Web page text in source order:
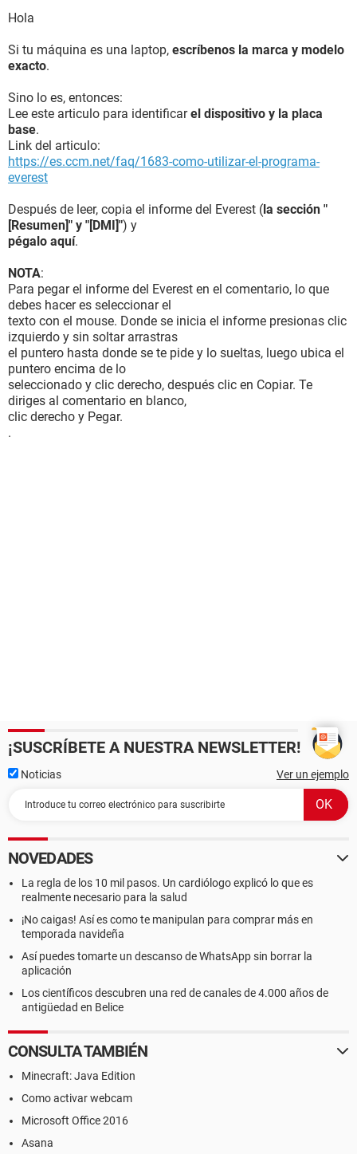
Hola
Si tu máquina es una laptop, escríbenos la marca y modelo
exacto.
Sino lo es, entonces:
Lee este articulo para identificarel dispositivo y la placa
base.
Link del articulo:
https://es.ccm.net/faq/1683-como-utilizar-el-programa-
everest
Después de leer, copia el informe del Everest (la sección "
[Resumen]" y "[DMI]") y
pégalo aquí.
NOTA:
Para pegar el informe del Everest en el comentario, lo que
debes hacer es seleccionar el
texto con el mouse. Donde se inicia el informe presionas clic
izquierdo y sin soltar arrastras
el puntero hasta donde se te pide y lo sueltas, luego ubica el
puntero encima de lo
seleccionado y clic derecho, después clic en Copiar. Te
diriges al comentario en blanco,
clic derecho y Pegar.
.
¡SUSCRÍBETE A NUESTRA NEWSLETTER!
Noticias Ver un ejemplo
NOVEDADES
La regla de los 10 mil pasos. Un cardiólogo explicó lo que es
realmente necesario para la salud
¡No caigas! Así es como te manipulan para comprar más en
temporada navideña
Así puedes tomarte un descanso de WhatsApp sin borrar la
aplicación
Los científicos descubren una red de canales de 4.000 años de
antigüedad en Belice
CONSULTA TAMBIÉN
Minecraft: Java Edition
Como activar webcam
Microsoft Office 2016
Asana